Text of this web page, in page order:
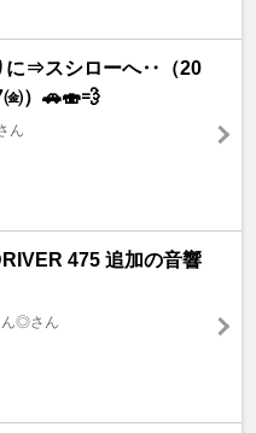
に⇒スシローへ‥（20
）🚗🍣💨
ん
475 追加の音響
ん◎さん